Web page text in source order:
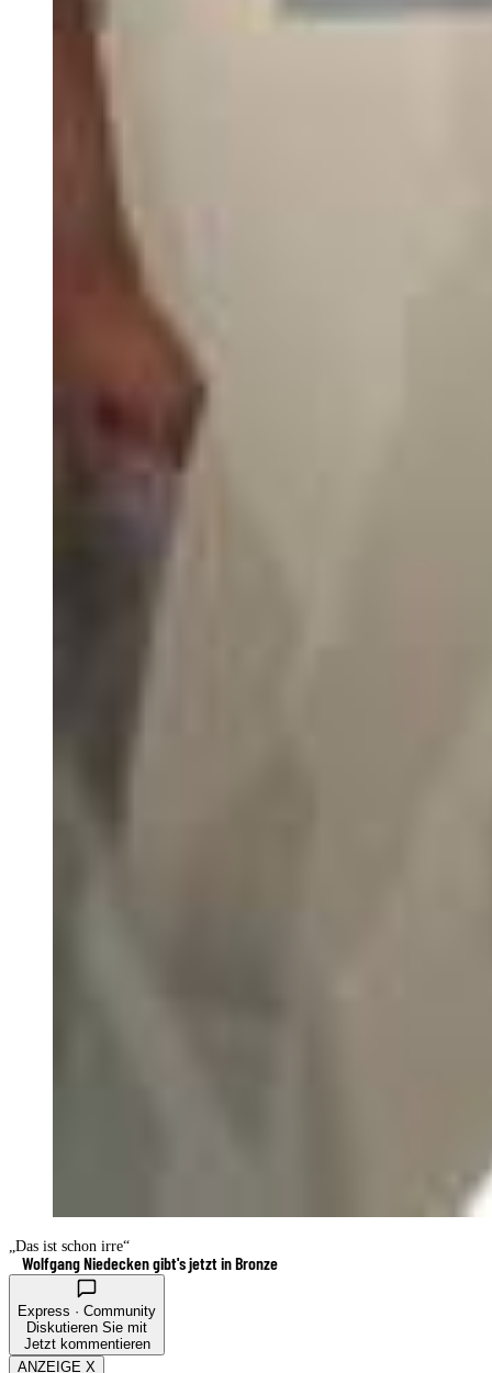
„Das ist schon irre“
Wolfgang Niedecken gibt's jetzt in Bronze
Express · Community
Diskutieren Sie mit
Jetzt kommentieren
ANZEIGE X